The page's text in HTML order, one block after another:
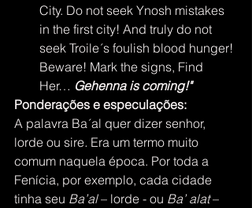
City. Do not seek Ynosh mistakes
in the first city! And truly do not
seek Troile´s foulish blood hunger!
Beware! Mark the signs, Find
Her… Gehenna is coming!"
Ponderações e especulações:
A palavra Ba´al quer dizer senhor,
lorde ou sire. Era um termo muito
comum naquela época. Por toda a
Fenícia, por exemplo, cada cidade
tinha seu Ba’al – lorde - ou Ba’ alat –